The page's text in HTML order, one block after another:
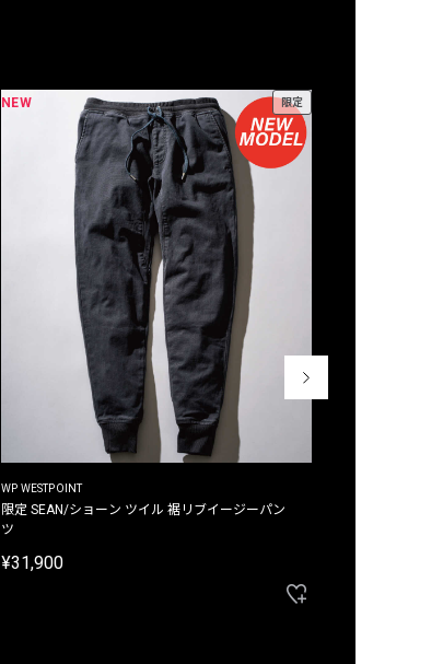
NEW 限定
WP WESTPOINT
限定 SEAN/ショーン ツイル 裾リブイージーパン
ツ
¥31,900